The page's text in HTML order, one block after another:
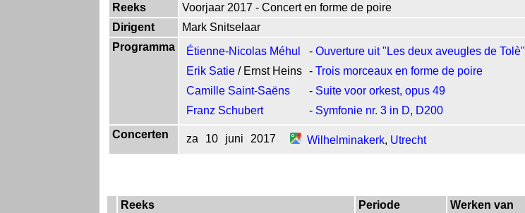
Reeks
Voorjaar 2017 - Concert en forme de poire
Dirigent
Mark Snitselaar
Programma
Étienne-Nicolas Méhul - Ouverture uit "Les deux aveugles de Tolè"
Erik Satie / Ernst Heins - Trois morceaux en forme de poire
Camille Saint-Saëns
- Suite voor orkest, opus 49
Franz Schubert
- Symfonie nr. 3 in D, D200
Concerten
za 10 juni 2017 Wilhelminakerk, Utrecht
Reeks Periode Werken van